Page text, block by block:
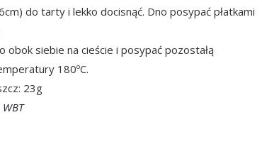
do tarty i lekko docisnąć. Dno posypać płatkami
obok siebie na cieście i posypać pozostałą
180ºC.
23g